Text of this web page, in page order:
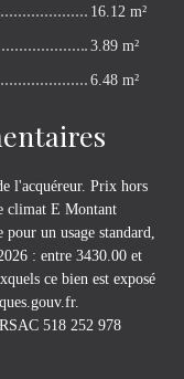
16.12 m²
3.89 m²
6.48 m²
l'acquéreur. Prix hors
climat E Montant
un usage standard,
: entre 3430.00 et
ce bien est exposé
518 252 978